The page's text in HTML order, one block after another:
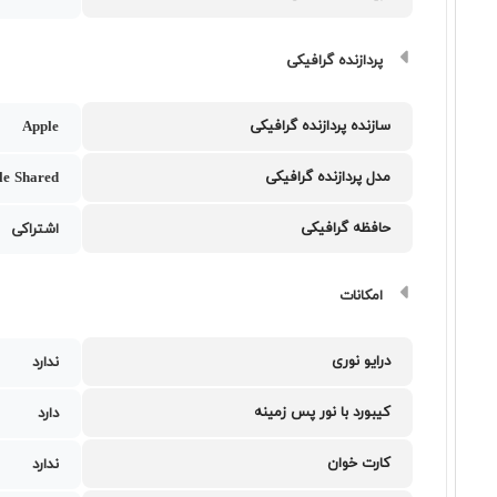
پردازنده گرافیکی
سازنده پردازنده گرافیکی Apple
مدل پردازنده گرافیکی Shared
حافظه گرافیکی اشتراکی
امکانات
درایو نوری ندارد
کیبورد با نور پس زمینه دارد
کارت خوان ندارد